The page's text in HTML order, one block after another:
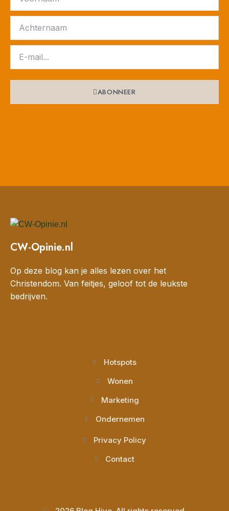
ABONNEER
CW-Opinie.nl
Op deze blog kan je alles lezen over het
Christendom. Van feitjes, geloof tot de leukste
bedrijven.
Hotspots
Wonen
Marketing
Ondernemen
Privacy Policy
Contact